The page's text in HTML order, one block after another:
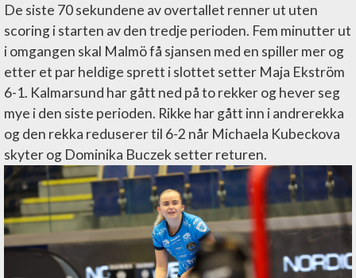
De siste 70 sekundene av overtallet renner ut uten
scoring i starten av den tredje perioden. Fem minutter ut
i omgangen skal Malmö få sjansen med en spiller mer og
etter et par heldige sprett i slottet setter Maja Ekström
6-1. Kalmarsund har gått ned på to rekker og hever seg
mye i den siste perioden. Rikke har gått inn i andrerekka
og den rekka reduserer til 6-2 når Michaela Kubeckova
skyter og Dominika Buczek setter returen.